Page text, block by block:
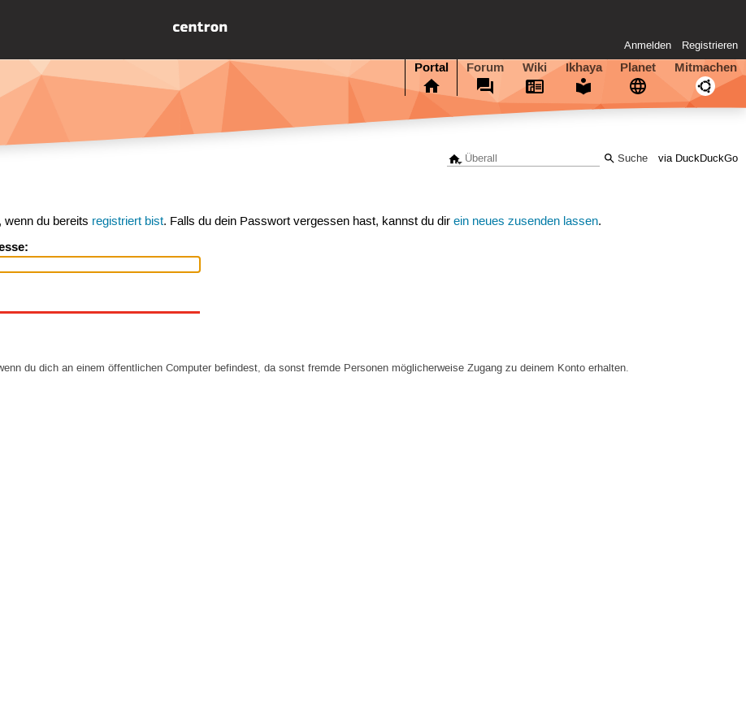
Anmelden Registrieren
Portal Forum Wiki Ikhaya Planet Mitmachen
via DuckDuckGo
wenn du bereits registriert bist. Falls du dein Passwort vergessen hast, kannst du direin neues zusenden lassen.
du dich an einem öffentlichen Computer befindest, da sonst fremde Personen möglicherweise Zugang zu deinem Konto erhalten.